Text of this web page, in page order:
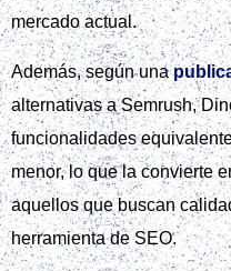
mercado actual.
Además, según una
alternativas a Semrush,
funcionalidades
menor, lo que la convierte
aquellos que buscan
herramienta de SEO.